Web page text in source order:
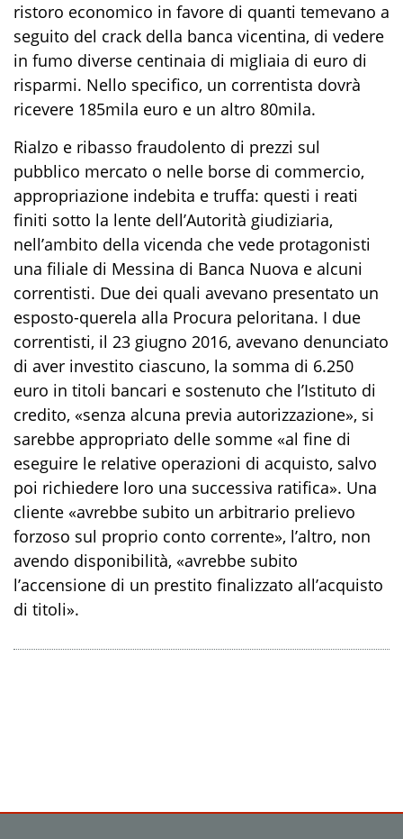
ristoro economico in favore di quanti temevano a
seguito del crack della banca vicentina, di vedere
in fumo diverse centinaia di migliaia di euro di
risparmi. Nello specifico, un correntista dovrà
ricevere 185mila euro e un altro 80mila.
Rialzo e ribasso fraudolento di prezzi sul
pubblico mercato o nelle borse di commercio,
appropriazione indebita e truffa: questi i reati
finiti sotto la lente dell’Autorità giudiziaria,
nell’ambito della vicenda che vede protagonisti
una filiale di Messina di Banca Nuova e alcuni
correntisti. Due dei quali avevano presentato un
esposto-querela alla Procura peloritana. I due
correntisti, il 23 giugno 2016, avevano denunciato
di aver investito ciascuno, la somma di 6.250
euro in titoli bancari e sostenuto che l’Istituto di
credito, «senza alcuna previa autorizzazione», si
sarebbe appropriato delle somme «al fine di
eseguire le relative operazioni di acquisto, salvo
poi richiedere loro una successiva ratifica». Una
cliente «avrebbe subito un arbitrario prelievo
forzoso sul proprio conto corrente», l’altro, non
avendo disponibilità, «avrebbe subito
l’accensione di un prestito finalizzato all’acquisto
di titoli».